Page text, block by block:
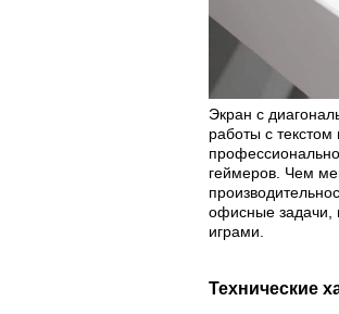
Экран с
работы с
геймеров. Чем
офисные задачи,
играми.
Технические